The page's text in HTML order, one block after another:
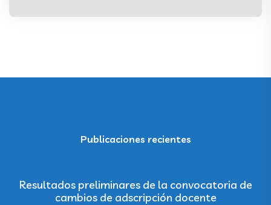
Publicaciones recientes
Resultados preliminares de la convocatoria de
cambios de adscripción docente